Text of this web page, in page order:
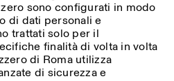
sono configurati in modo
di dati personali e
trattati solo per il
finalità di volta in volta
di Roma utilizza
di sicurezza e